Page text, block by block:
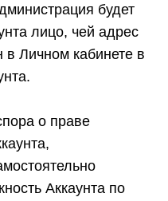
будет
лицо, чей адрес
в Личном кабинете в
о праве
Аккаунта по